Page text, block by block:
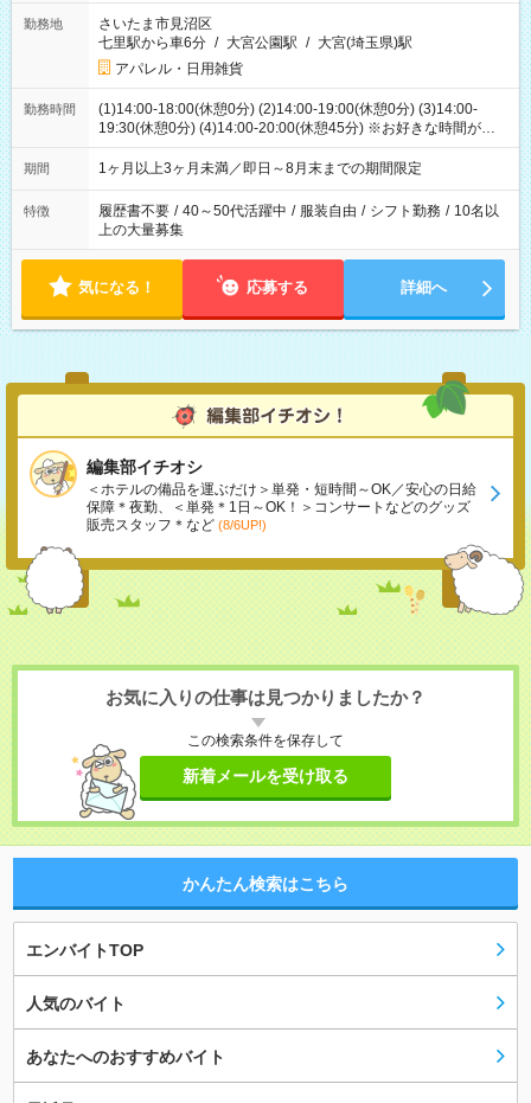
勤務地
さいたま市見沼区
七里駅から車6分 / 大宮公園駅 / 大宮(埼玉県)駅
アパレル・日用雑貨
勤務時間
(1)14:00-18:00(休憩0分) (2)14:00-19:00(休憩0分) (3)14:00-
19:30(休憩0分) (4)14:00-20:00(休憩45分) ※お好きな時間が選べ
ます
期間 1ヶ月以上3ヶ月未満／即日～8月末までの期間限定
特徴 履歴書不要 / 40～50代活躍中 / 服装自由 / シフト勤務 / 10名以
上の大量募集
気になる！ 応募する 詳細へ
編集部イチオシ
＜ホテルの備品を運ぶだけ＞単発・短時間～OK／安心の日給
保障＊夜勤、＜単発＊1日～OK！＞コンサートなどのグッズ
販売スタッフ＊など (8/6UP!)
お気に入りの仕事は見つかりましたか？
この検索条件を保存して
新着メールを受け取る
かんたん検索はこちら
エンバイトTOP
人気のバイト
あなたへのおすすめバイト